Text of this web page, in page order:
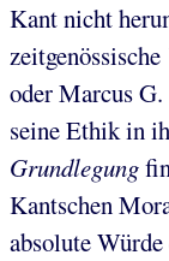
Kant nicht
oder Marcus
seine Ethik in
Grundlegung
Kantschen
absolute